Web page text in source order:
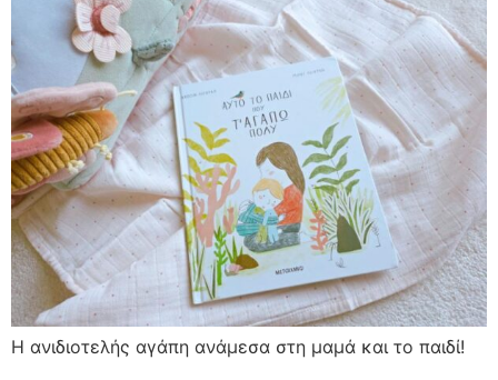
H ανιδιοτελής αγάπη ανάμεσα στη μαμά και το παιδί!